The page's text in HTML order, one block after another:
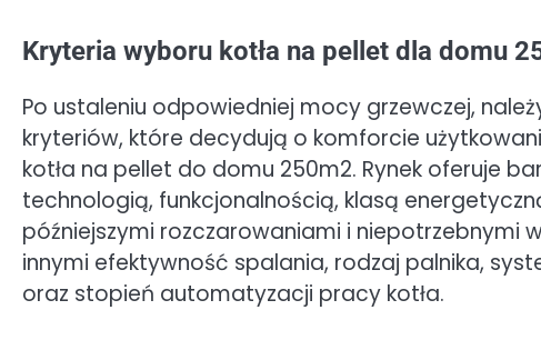
Kryteria wyboru kotła na pellet dla domu
Po ustaleniu odpowiedniej mocy grzewczej,
kryteriów, które decydują o komforcie
kotła na pellet do domu 250m2. Rynek oferuje
technologią, funkcjonalnością, klasą
późniejszymi rozczarowaniami i niepotrzebnymi
innymi efektywność spalania, rodzaj palnika,
oraz stopień automatyzacji pracy kotła.